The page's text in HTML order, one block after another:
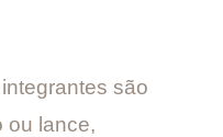
são
ou lance,